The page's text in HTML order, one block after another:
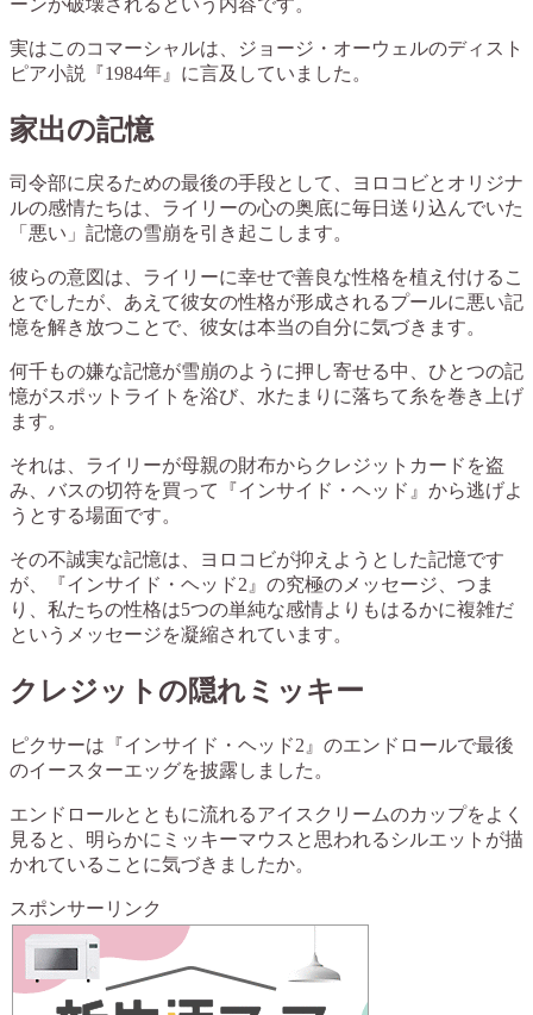
実はこのコマーシャルは、ジョージ・オーウェルのディスト
ピア小説『1984年』に言及していました。
家出の記憶
司令部に戻るための最後の手段として、ヨロコビとオリジナ
ルの感情たちは、ライリーの心の奥底に毎日送り込んでいた
「悪い」記憶の雪崩を引き起こします。
彼らの意図は、ライリーに幸せで善良な性格を植え付けるこ
とでしたが、あえて彼女の性格が形成されるプールに悪い記
憶を解き放つことで、彼女は本当の自分に気づきます。
何千もの嫌な記憶が雪崩のように押し寄せる中、ひとつの記
憶がスポットライトを浴び、水たまりに落ちて糸を巻き上げ
ます。
それは、ライリーが母親の財布からクレジットカードを盗
み、バスの切符を買って『インサイド・ヘッド』から逃げよ
うとする場面です。
その不誠実な記憶は、ヨロコビが抑えようとした記憶です
が、『インサイド・ヘッド2』の究極のメッセージ、つま
り、私たちの性格は5つの単純な感情よりもはるかに複雑だ
というメッセージを凝縮されています。
クレジットの隠れミッキー
ピクサーは『インサイド・ヘッド2』のエンドロールで最後
のイースターエッグを披露しました。
エンドロールとともに流れるアイスクリームのカップをよく
見ると、明らかにミッキーマウスと思われるシルエットが描
かれていることに気づきましたか。
スポンサーリンク